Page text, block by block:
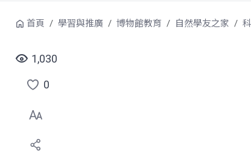
首頁 學習與推廣 博物館教育 自然學友之家
1,030
點
選
喜
0